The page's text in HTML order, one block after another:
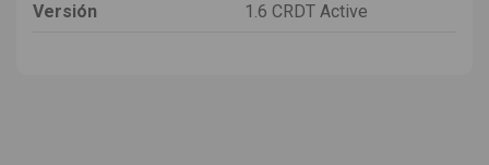
Versión
1.6 CRDT Active